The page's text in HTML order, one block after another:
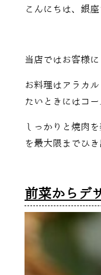
こんにちは、銀
当店ではお客様
お料理はアラカ
たいときにはコ
しっかりと焼肉
を最大限までひ
前菜からデ